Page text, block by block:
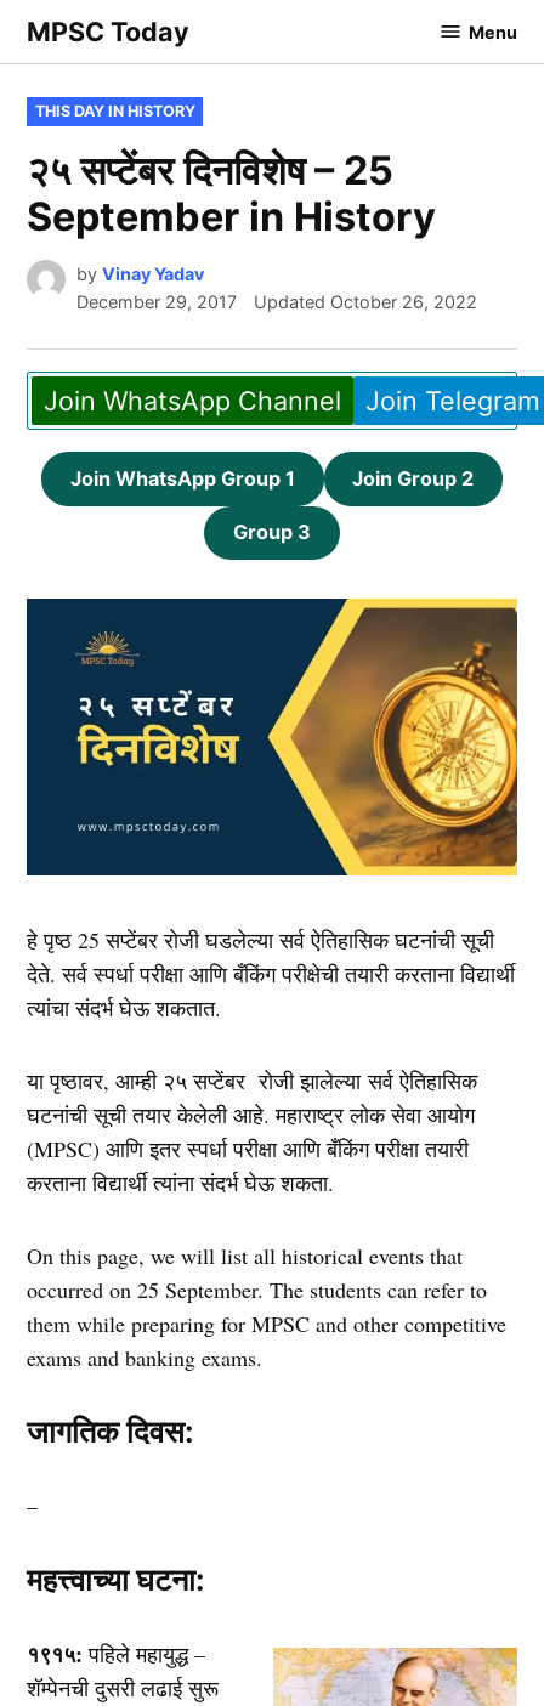
SkipMPSC Today Menu
POSTED
IN
THIS DAY IN HISTORY
२५ सप्टेंबर दिनविशेष – 25
September in History
by Vinay Yadav
December 29, 2017
Updated October 26, 2022
Join WhatsApp Channel Join
Join WhatsApp Group 1 Join Group 2
Group 3
हे पृष्ठ 25 सप्टेंबर रोजी घडलेल्या सर्व ऐतिहासिक घटनांची सूची
देते. सर्व स्पर्धा परीक्षा आणि बँकिंग परीक्षेची तयारी करताना विद्यार्थी
त्यांचा संदर्भ घेऊ शकतात.
या पृष्ठावर, आम्ही २५ सप्टेंबर रोजी झालेल्यासर्व ऐतिहासिक
घटनांची सूचीतयार केलेली आहे. महाराष्ट्र लोक सेवा आयोग
(MPSC) आणि इतर स्पर्धा परीक्षा आणि बँकिंग परीक्षा तयारी
करताना विद्यार्थी त्यांना संदर्भ घेऊ शकता.
On this page, we will list all historical events that
occurred on 25 September. The students can refer to
them while preparing for MPSC and other competitive
exams and banking exams.
जागतिक दिवस:
–
महत्त्वाच्या घटना:
१९१५: पहिले महायुद्ध –
शॅम्पेनची दुसरी लढाई सुरू